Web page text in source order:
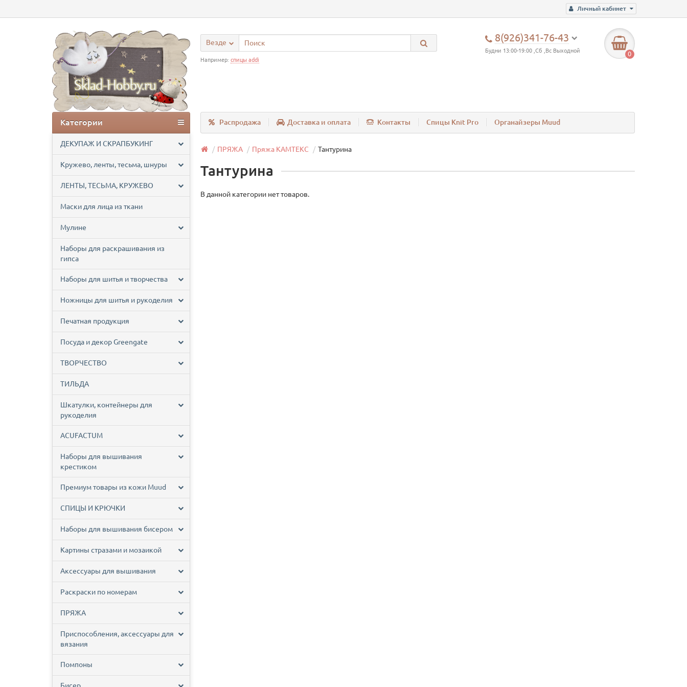
Личный кабинет
8(926)341-76-43
Будни 13:00-19:00 ,Сб ,Вс Выходной 0
Везде
Например: спицы addi
Распродажа Доставка и оплата Контакты Спицы Knit Pro Органайзеры Muud
Категории
ДЕКУПАЖ И СКРАПБУКИНГ
Кружево, ленты, тесьма, шнуры
ЛЕНТЫ, ТЕСЬМА, КРУЖЕВО
Маски для лица из ткани
Мулине
Наборы для раскрашивания из
гипса
Наборы для шитья и творчества
Ножницы для шитья и рукоделия
Печатная продукция
Посуда и декор Greengate
ТВОРЧЕСТВО
ТИЛЬДА
Шкатулки, контейнеры для
рукоделия
ACUFACTUM
Наборы для вышивания
крестиком
Премиум товары из кожи Muud
СПИЦЫ И КРЮЧКИ
Наборы для вышивания бисером
Картины стразами и мозаикой
Аксессуары для вышивания
Раскраски по номерам
ПРЯЖА
Приспособления, аксессуары для
вязания
Помпоны
ПРЯЖА Пряжа КАМТЕКС Тантурина
Тантурина
В данной категории нет товаров.